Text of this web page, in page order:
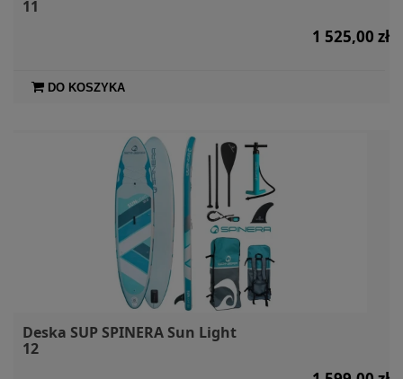
11
1 525,00 zł
DO KOSZYKA
Deska SUP SPINERA Sun Light
12